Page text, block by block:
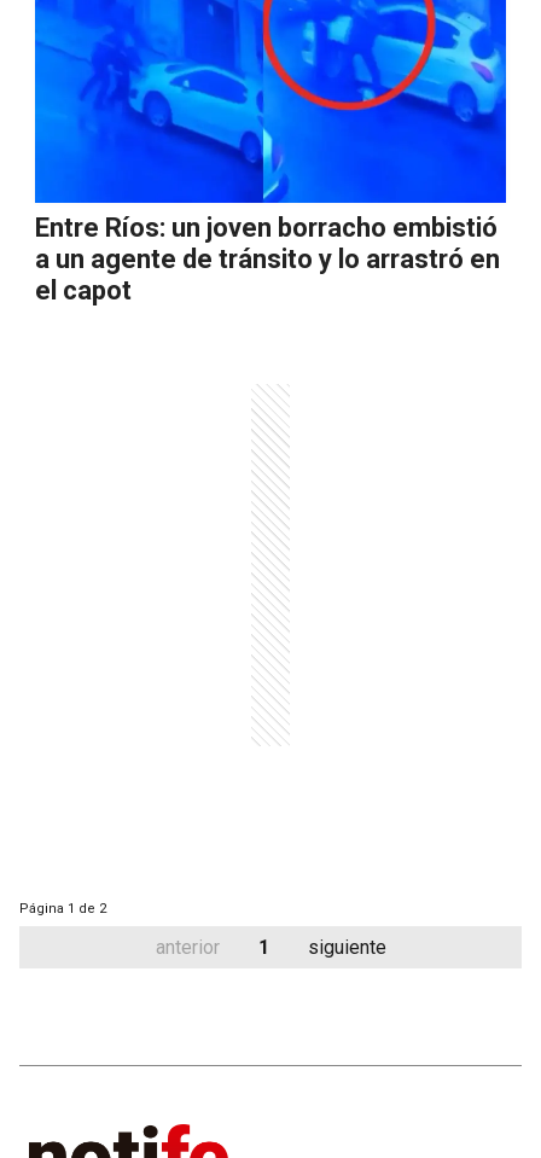
Entre Ríos: un joven borracho embistió
a un agente de tránsito y lo arrastró en
el capot
Página 1 de 2
anterior 1 siguiente